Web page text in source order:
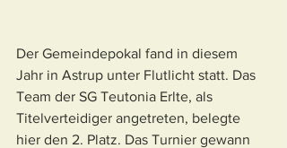
Der Gemeindepokal fand in diesem
Jahr in Astrup unter Flutlicht statt. Das
Team der SG Teutonia Erlte, als
Titelverteidiger angetreten, belegte
hier den 2. Platz. Das Turnier gewann